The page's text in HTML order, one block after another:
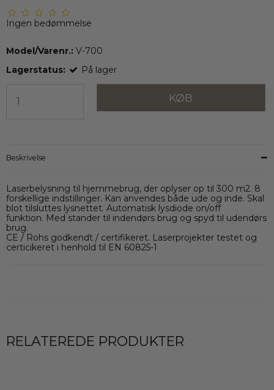
Ingen bedømmelse
Model/Varenr.: V-700
Lagerstatus:
På lager
KØB
Beskrivelse
Laserbelysning til hjemmebrug, der oplyser op til 300 m2. 8
forskellige indstillinger. Kan anvendes både ude og inde. Skal
blot tilsluttes lysnettet. Automatisk lysdiode on/off
funktion. Med stander til indendørs brug og spyd til udendørs
brug.
CE / Rohs godkendt / certifikeret. Laserprojekter testet og
certicikeret i henhold til EN 60825-1
RELATEREDE PRODUKTER